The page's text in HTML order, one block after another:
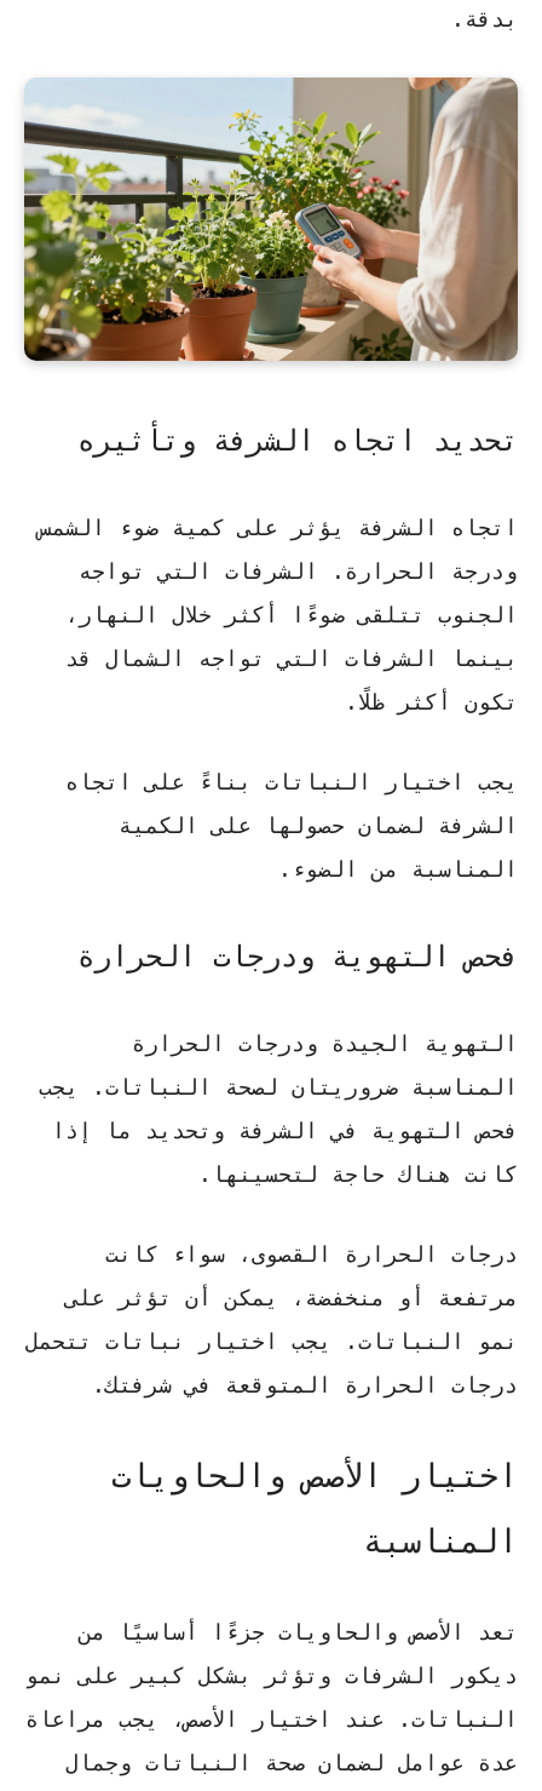
بدقة.
تحديد اتجاه الشرفة وتأثيره
اتجاه الشرفة يؤثر على كمية ضوء الشمس
ودرجة الحرارة. الشرفات التي تواجه
الجنوب تتلقى ضوءًا أكثر خلال النهار،
بينما الشرفات التي تواجه الشمال قد
تكون أكثر ظلًا.
يجب اختيار النباتات بناءً على اتجاه
الشرفة لضمان حصولها على الكمية
المناسبة من الضوء.
فحص التهوية ودرجات الحرارة
التهوية الجيدة ودرجات الحرارة
المناسبة ضروريتان لصحة النباتات. يجب
فحص التهوية في الشرفة وتحديد ما إذا
كانت هناك حاجة لتحسينها.
درجات الحرارة القصوى، سواء كانت
مرتفعة أو منخفضة، يمكن أن تؤثر على
نمو النباتات. يجب اختيار نباتات تتحمل
درجات الحرارة المتوقعة في شرفتك.
اختيار الأصص والحاويات
المناسبة
تعد الأصص والحاويات جزءًا أساسيًا من
ديكور الشرفات وتؤثر بشكل كبير على نمو
النباتات. عند اختيار الأصص، يجب مراعاة
عدة عوامل لضمان صحة النباتات وجمال